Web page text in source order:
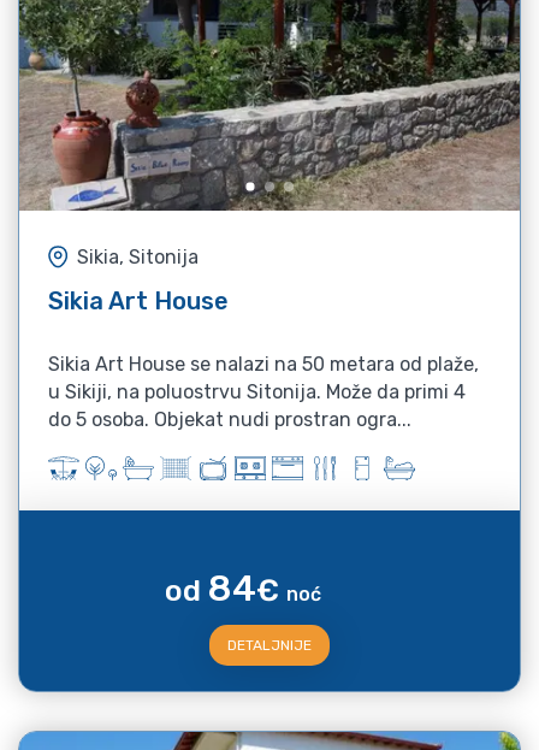
Sikia, Sitonija
Sikia Art House
Sikia Art House se nalazi na 50 metara od plaže,
u Sikiji, na poluostrvu Sitonija. Može da primi 4
do 5 osoba. Objekat nudi prostran ogra...
od 84€ noć
DETALJNIJE